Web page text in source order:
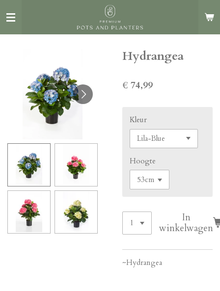
direct
Hydrangea
€ 74,99
Kleur
Hoogte
In
winkelwagen
~Hydrangea